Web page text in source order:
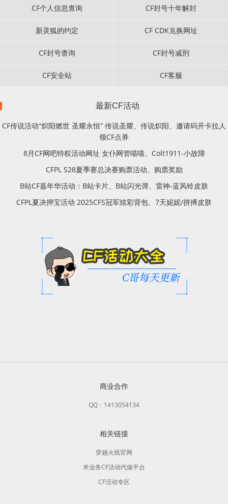
CF个人信息查询 CF封号十年解封
新灵狐的约定 CF CDK兑换网址
CF封号查询 CF封号减刑
CF安全站 CF客服
最新CF活动
CF传说活动“炽阳燃世 圣耀永恒” 传说圣耀、传说炽阳、邀请码开卡拉人
领CF点券
8月CF网吧特权活动网址 女仆网管喵喵、Colt1911-小故障
CFPL S28夏季赛总决赛购票活动、购票奖励
B站CF嘉年华活动：B站卡片、B站闪光弹、雷神-蓝风铃皮肤
CFPL夏决押宝活动 2025CFS冠军炫彩背包、7天妮妮/拼搏皮肤
商业合作
QQ：1413054134
相关链接
穿越火线官网
米业务CF活动代做平台
CF活动专区